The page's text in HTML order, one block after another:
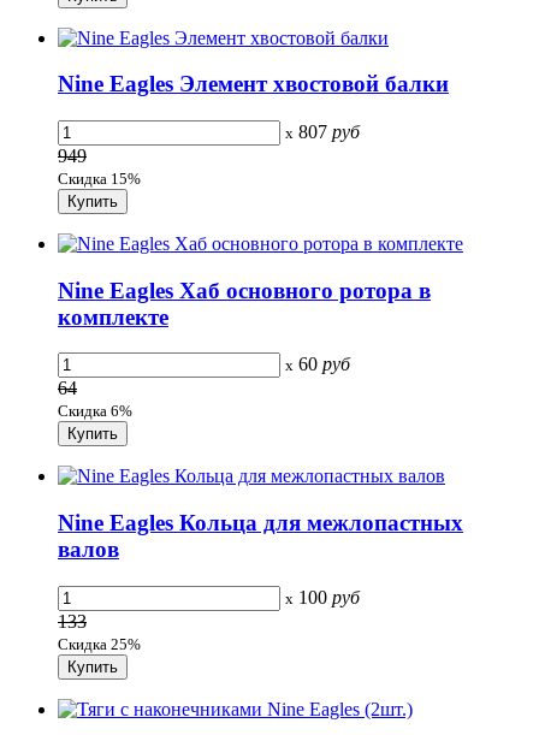
Nine Eagles Элемент хвостовой балки
x 807 руб
949
Скидка 15%
Nine Eagles Хаб основного ротора в
комплекте
x 60 руб
64
Скидка 6%
Nine Eagles Кольца для межлопастных
валов
x 100 руб
133
Скидка 25%